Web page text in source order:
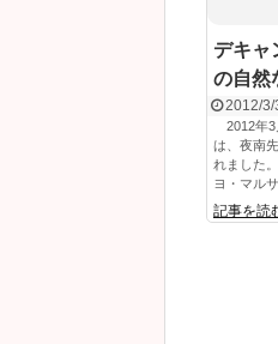
デキ
の自然
2012/3/
2012年3
は、夜南
れました
ヨ・マル
記事を読